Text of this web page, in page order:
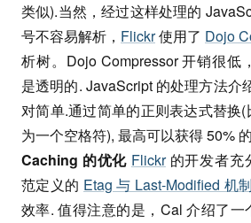
类似).当然，经过这样处理的
号不容易解析， Flickr使用了 Dojo
析树。Dojo Compressor 开销很低
是透明的. JavaScript 的处理方法介
对简单.通过简单的正则表达式替换
为一个空格符), 最高可以获得 50% 的
Caching 的优化 Flickr的开发者充
范定义的 Etag 与 Last-Modified 机制
效率. 值得注意的是，Cal 介绍了